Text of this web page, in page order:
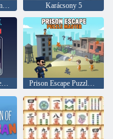
A hangszóróterem menekülése Karácsony 5
Anomália tartalomrekord Prison Escape Puzzle Mester